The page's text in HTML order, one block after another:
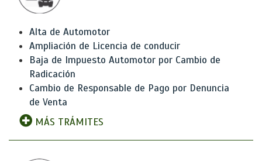
Alta de Automotor
Ampliación de Licencia de conducir
Baja de Impuesto Automotor por Cambio de
Radicación
Cambio de Responsable de Pago por Denuncia
de Venta
MÁS TRÁMITES